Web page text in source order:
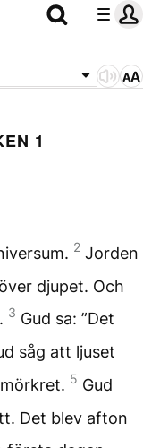
1
2 Jorden
djupet. Och
3 Gud sa: ”Det
såg att ljuset
5 Gud
Det blev afton